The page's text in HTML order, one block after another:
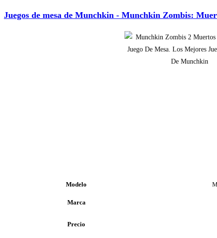
Juegos de mesa de Munchkin - Munchkin Zombis:
Modelo
Marca
Precio